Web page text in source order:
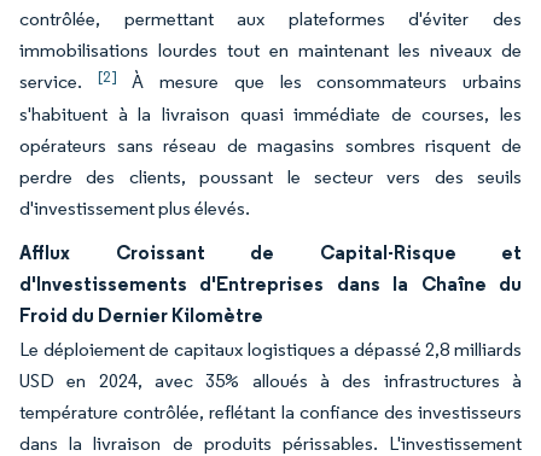
contrôlée, permettant aux plateformes d'éviter des
immobilisations lourdes tout en maintenant les niveaux de
service. [2]
À mesure que les consommateurs urbains
s'habituent à la livraison quasi immédiate de courses, les
opérateurs sans réseau de magasins sombres risquent de
perdre des clients, poussant le secteur vers des seuils
d'investissement plus élevés.
Afflux Croissant de Capital-Risque et
d'Investissements d'Entreprises dans la Chaîne du
Froid du Dernier Kilomètre
Le déploiement de capitaux logistiques a dépassé 2,8 milliards
USD en 2024, avec 35% alloués à des infrastructures à
température contrôlée, reflétant la confiance des investisseurs
dans la livraison de produits périssables. L'investissement